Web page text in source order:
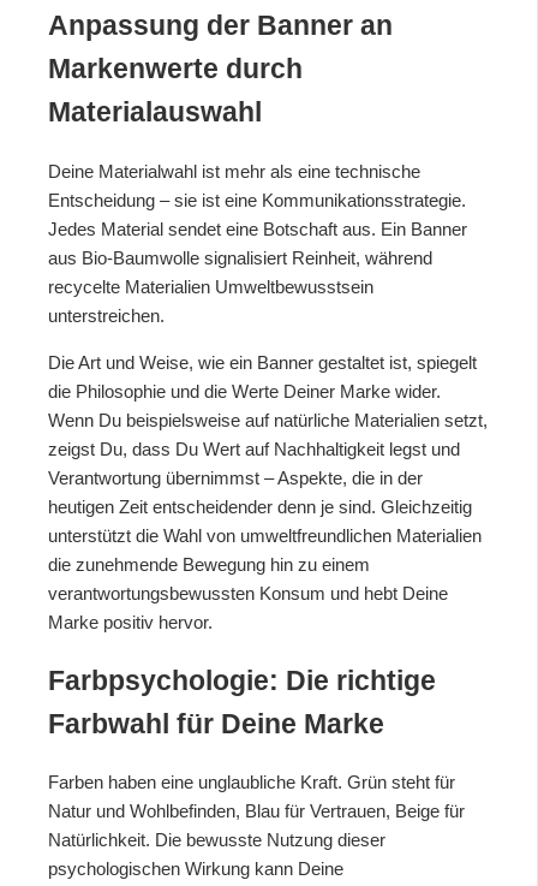
Anpassung der Banner an
Markenwerte durch
Materialauswahl
Deine Materialwahl ist mehr als eine technische
Entscheidung – sie ist eine Kommunikationsstrategie.
Jedes Material sendet eine Botschaft aus. Ein Banner
aus Bio-Baumwolle signalisiert Reinheit, während
recycelte Materialien Umweltbewusstsein
unterstreichen.
Die Art und Weise, wie ein Banner gestaltet ist, spiegelt
die Philosophie und die Werte Deiner Marke wider.
Wenn Du beispielsweise auf natürliche Materialien setzt,
zeigst Du, dass Du Wert auf Nachhaltigkeit legst und
Verantwortung übernimmst – Aspekte, die in der
heutigen Zeit entscheidender denn je sind. Gleichzeitig
unterstützt die Wahl von umweltfreundlichen Materialien
die zunehmende Bewegung hin zu einem
verantwortungsbewussten Konsum und hebt Deine
Marke positiv hervor.
Farbpsychologie: Die richtige
Farbwahl für Deine Marke
Farben haben eine unglaubliche Kraft. Grün steht für
Natur und Wohlbefinden, Blau für Vertrauen, Beige für
Natürlichkeit. Die bewusste Nutzung dieser
psychologischen Wirkung kann Deine